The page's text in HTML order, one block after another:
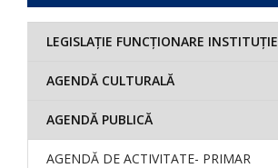
LEGISLAȚIE FUNCȚIONARE INSTITUȚIE
AGENDĂ CULTURALĂ
AGENDĂ PUBLICĂ
AGENDĂ DE ACTIVITATE- PRIMAR